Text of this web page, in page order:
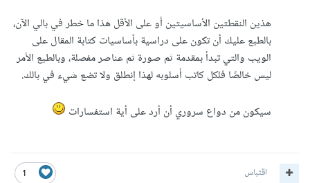
هذين النقطتين الأساسيتين أو على الأقل هذا ما خطر في بالي الآن،
بالطبع عليك أن تكون على دراسية بأساسيات كتابة المقال على
الويب والتي تبدأ بمقدمة ثم صورة ثم عناصر مفصلة، وبالطبع الأمر
ليس خالصًا فلكل كاتب أسلوبه لهذا إنطلق ولا تضع شيء في بالك.
سيكون من دواع سروري أن أرد على أية استفسارات
1 اقتباس